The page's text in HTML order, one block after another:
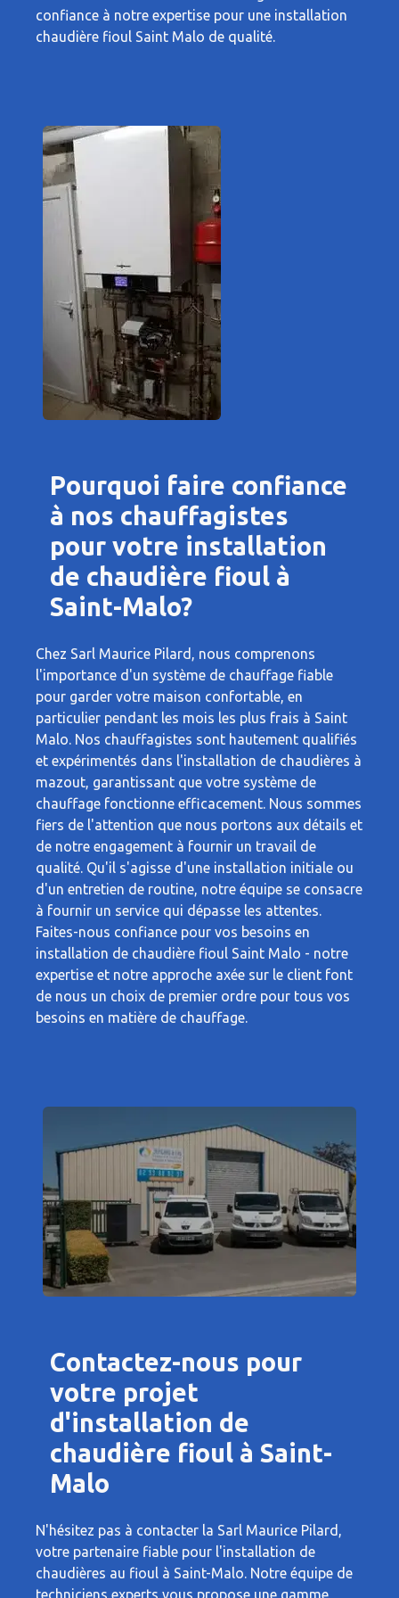
confiance à notre expertise pour une installation
chaudière fioul Saint Malo de qualité.
Pourquoi faire confiance
à nos chauffagistes
pour votre installation
de chaudière fioul à
Saint-Malo?
Chez Sarl Maurice Pilard, nous comprenons
l'importance d'un système de chauffage fiable
pour garder votre maison confortable, en
particulier pendant les mois les plus frais à Saint
Malo. Nos chauffagistes sont hautement qualifiés
et expérimentés dans l'installation de chaudières à
mazout, garantissant que votre système de
chauffage fonctionne efficacement. Nous sommes
fiers de l'attention que nous portons aux détails et
de notre engagement à fournir un travail de
qualité. Qu'il s'agisse d'une installation initiale ou
d'un entretien de routine, notre équipe se consacre
à fournir un service qui dépasse les attentes.
Faites-nous confiance pour vos besoins en
installation de chaudière fioul Saint Malo - notre
expertise et notre approche axée sur le client font
de nous un choix de premier ordre pour tous vos
besoins en matière de chauffage.
Contactez-nous pour
votre projet
d'installation de
chaudière fioul à Saint-
Malo
N'hésitez pas à contacter la Sarl Maurice Pilard,
votre partenaire fiable pour l'installation de
chaudières au fioul à Saint-Malo. Notre équipe de
techniciens experts vous propose une gamme